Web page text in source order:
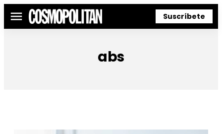
Menú Suscríbete
abs